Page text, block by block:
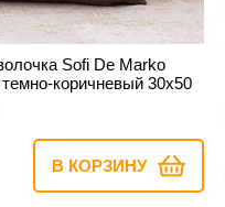
Sofi De Marko
коричневый 30х50
В КОРЗИНУ